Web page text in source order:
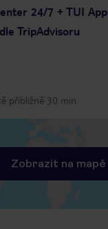
24/7 + TUI App
TripAdvisoru
přibližně 30 min.
Zobrazit na mapě